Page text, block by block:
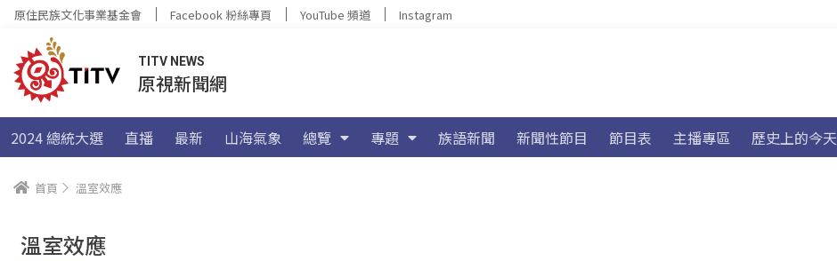
原住民族文化事業基金會 Facebook 粉絲專頁 YouTube 頻道 Instagram
TITV NEWS
原視新聞網
2024 總統大選 直播 最新 山海氣象 總覽 專題 族語新聞 新聞性節目 節目表 主播專區 歷史上的今天
首頁 溫室效應
溫室效應